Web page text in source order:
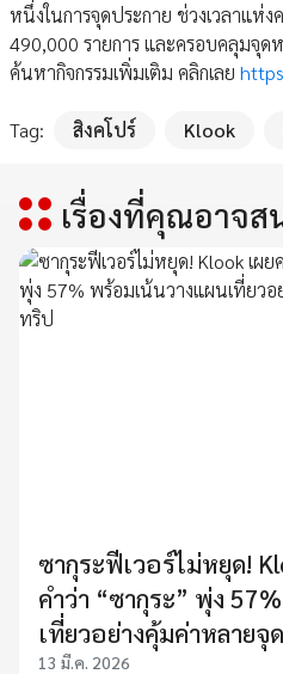
หนึ่งในการจุดประกาย ช่วงเวลาแห่
490,000 รายการ และครอบคลุมจุ
ค้นหากิจกรรมเพิ่มเติม คลิกเลย
Tag: สิงคโปร์ Klook
เรื่องที่คุณอาจส
ซากุระฟีเวอร์ไม่หยุด!
คำว่า “ซากุระ” พุ่ง
เที่ยวอย่างคุ้มค่าหลาย
13 มี.ค. 2026